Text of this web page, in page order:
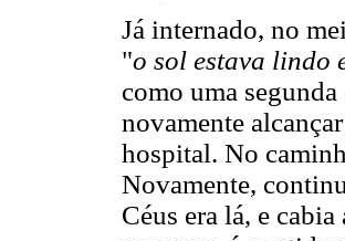
Já internado, no
"o sol estava lindo
como uma
novamente
hospital. No
Novamente,
Céus era lá, e